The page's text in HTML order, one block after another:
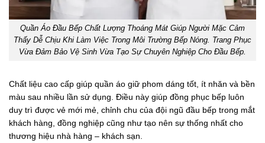
Quần Áo Đầu Bếp Chất Lượng Thoáng Mát Giúp Người Mặc Cảm
Thấy Dễ Chịu Khi Làm Việc Trong Môi Trường Bếp Nóng. Trang Phục
Vừa Đảm Bảo Vệ Sinh Vừa Tạo Sự Chuyên Nghiệp Cho Đầu Bếp.
Chất liệu cao cấp giúp quần áo giữ phom dáng tốt, ít nhăn và bền
màu sau nhiều lần sử dụng. Điều này giúp đồng phục bếp luôn
duy trì được vẻ mới mẻ, chỉnh chu của đội ngũ đầu bếp trong mắt
khách hàng, đồng nghiệp cũng như tạo nên sự thống nhất cho
thương hiệu nhà hàng – khách sạn.